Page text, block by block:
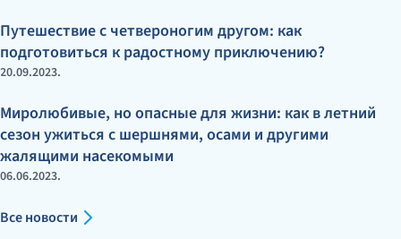
Путешествие с четвероногим другом: как
подготовиться к радостному приключению?
20.09.2023.
Миролюбивые, но опасные для жизни: как в летний
сезон ужиться с шершнями, осами и другими
жалящими насекомыми
06.06.2023.
Все новости